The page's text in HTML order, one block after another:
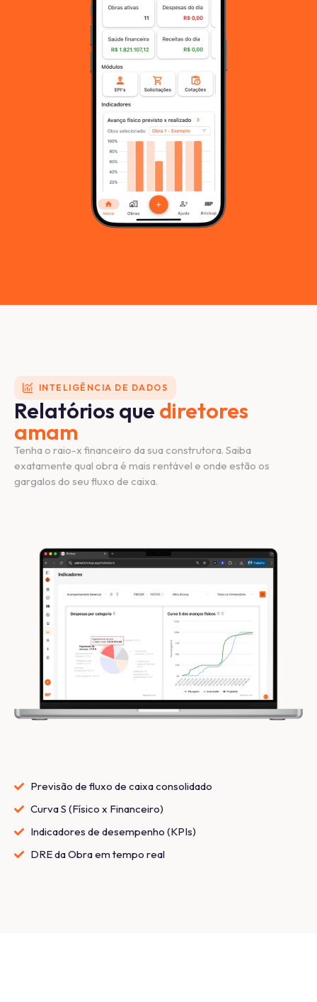
INTELIGÊNCIA DE DADOS
Relatórios que diretores
amam
Tenha o raio-x financeiro da sua construtora. Saiba
exatamente qual obra é mais rentável e onde estão os
gargalos do seu fluxo de caixa.
Previsão de fluxo de caixa consolidado
Curva S (Físico x Financeiro)
Indicadores de desempenho (KPIs)
DRE da Obra em tempo real